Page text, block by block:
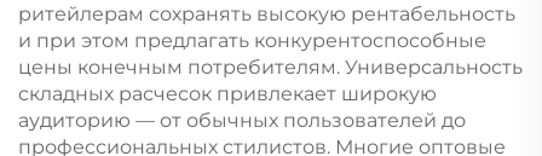
ритейлерам сохранять высокую рентабельность
и при этом предлагать конкурентоспособные
цены конечным потребителям. Универсальность
складных расчесок привлекает широкую
аудиторию — от обычных пользователей до
профессиональных стилистов. Многие оптовые